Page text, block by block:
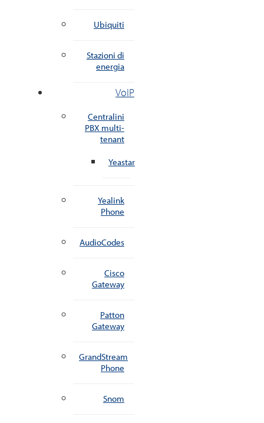
Ubiquiti
Stazioni di
energia
VoIP
Centralini
PBX multi-
tenant
Yeastar
Yealink
Phone
AudioCodes
Cisco
Gateway
Patton
Gateway
GrandStream
Phone
Snom